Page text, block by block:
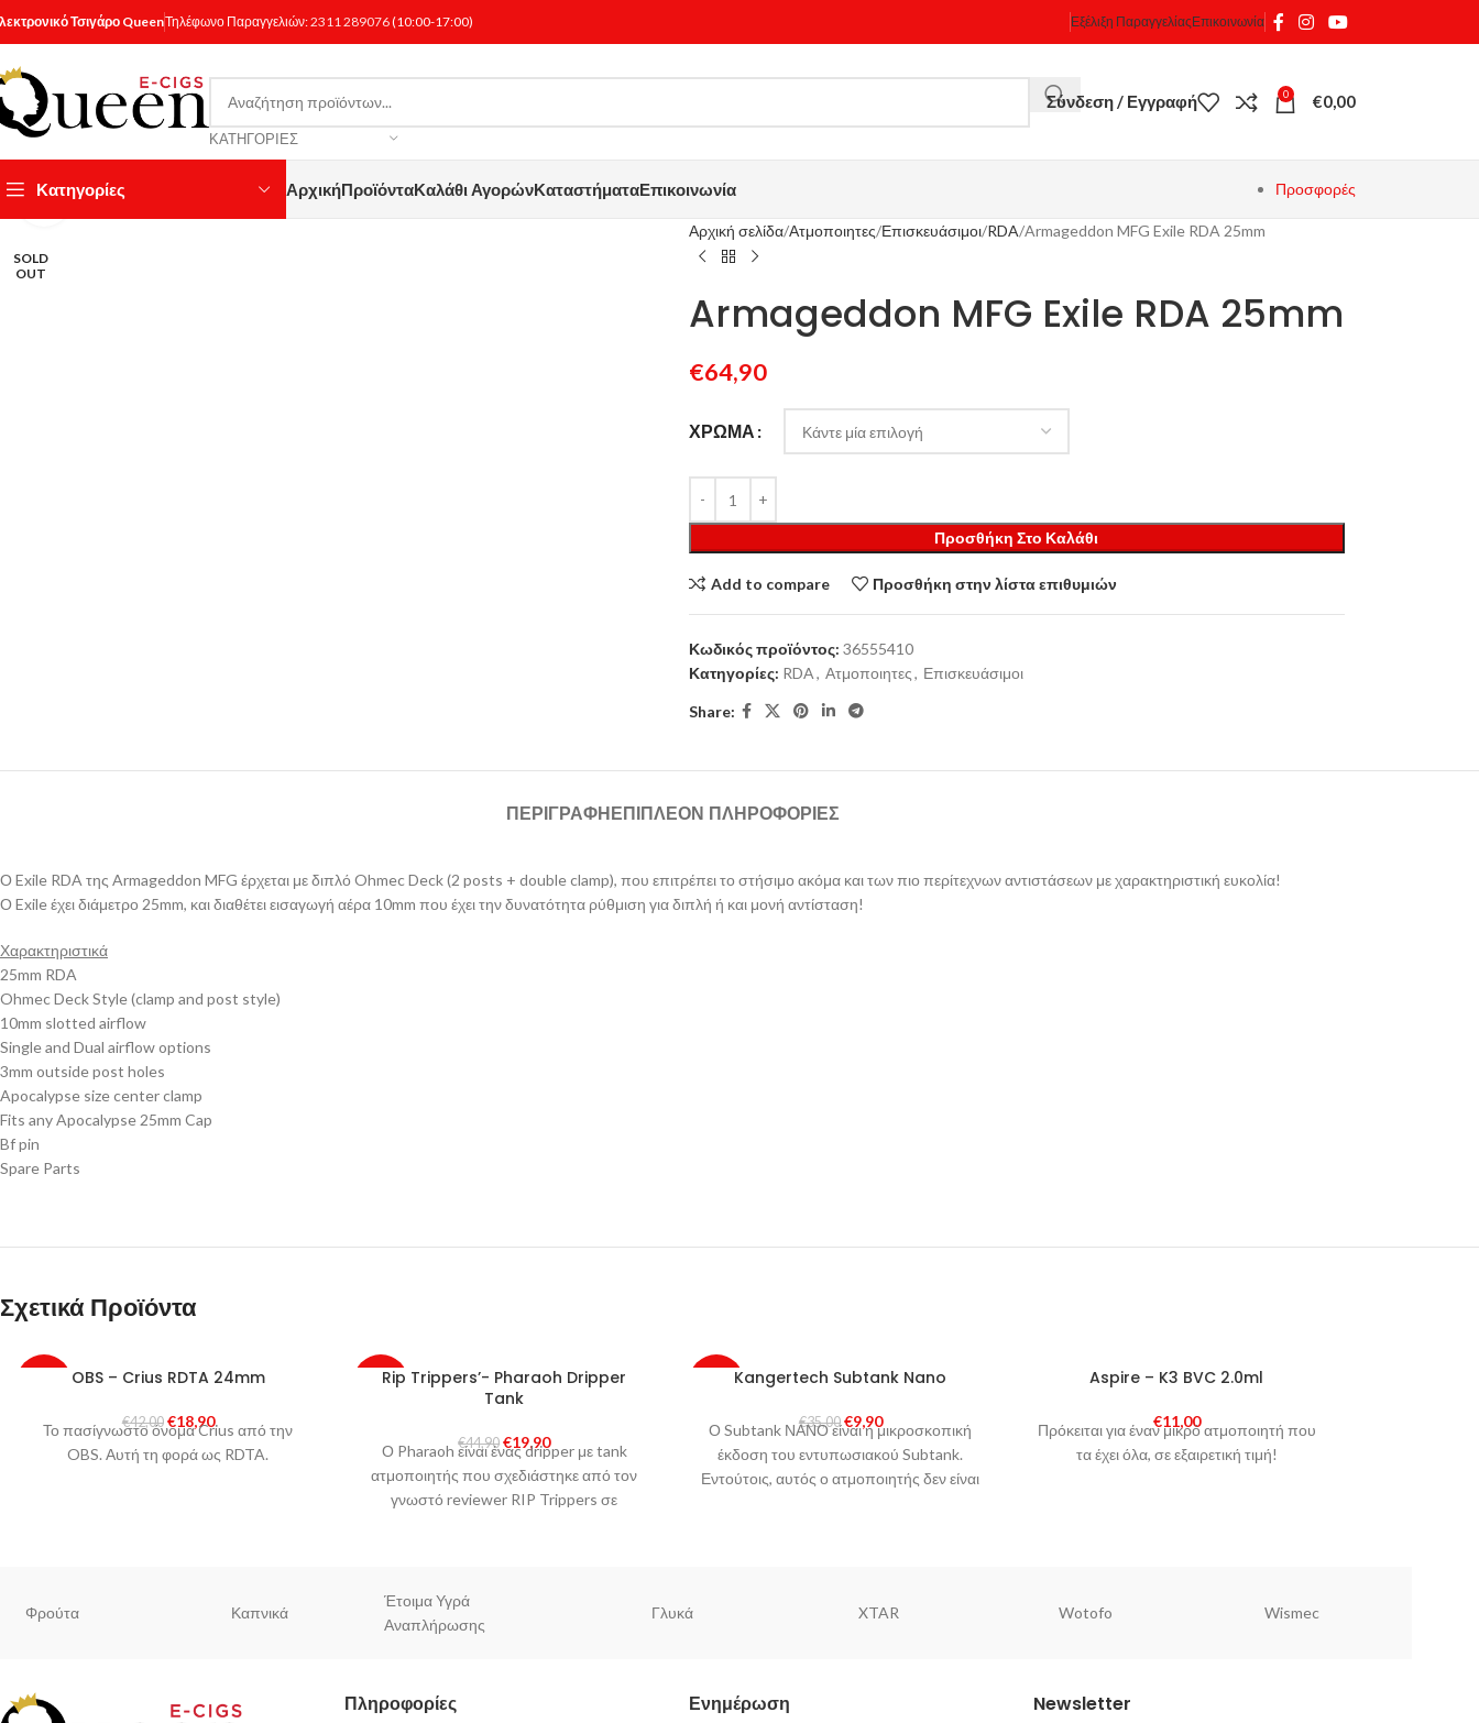
Τσιγάρο QueenΤηλέφωνο Παραγγελιών:2311 289076(10:00-17:00) Εξέλιξη ΠαραγγελίαςΕπικοινωνία
ΚΑΤΗΓΟΡΊΕΣ
Σύνδεση / Εγγραφή 0 €0,00
Κατηγορίες ΑρχικήΠροϊόνταΚαλάθι ΑγορώνΚαταστήματαΕπικοινωνία Προσφορές
SOLD
OUT
Κάντε κλικ για μεγέθυνση
Αρχική σελίδα Ατμοποιητες Επισκευάσιμοι RDA Armageddon MFG Exile RDA 25mm
Armageddon MFG Exile RDA 25mm
€64,90
ΧΡΏΜΑ
Προσθήκη Στο Καλάθι
Add to compare Προσθήκη στην λίστα επιθυμιών
Κωδικός προϊόντος: 36555410
Κατηγορίες: RDA, Ατμοποιητες, Επισκευάσιμοι
Share:
ΠΕΡΙΓΡΑΦΉΕΠΙΠΛΈΟΝ ΠΛΗΡΟΦΟΡΊΕΣ
Ο Exile RDA της Armageddon MFG έρχεται με διπλό Ohmec Deck (2 posts + double clamp), που επιτρέπει το στήσιμο ακόμα και των πιο περίτεχνων αντιστάσεων με χαρακτηριστική ευκολία!
Ο Exile έχει διάμετρο 25mm, και διαθέτει εισαγωγή αέρα 10mm που έχει την δυνατότητα ρύθμιση για διπλή ή και μονή αντίσταση!
Χαρακτηριστικά
25mm RDA
Ohmec Deck Style (clamp and post style)
10mm slotted airflow
Single and Dual airflow options
3mm outside post holes
Apocalypse size center clamp
Fits any Apocalypse 25mm Cap
Bf pin
Spare Parts
Σχετικά Προϊόντα
OBS – Crius RDTA 24mm
€42,00 €18,90
Το πασίγνωστο όνομα Crius από την
OBS. Αυτή τη φορά ως RDTA.
-56%Rip Trippers’- Pharaoh Dripper
Tank
€44,90 €19,90
Ο Pharaoh είναι ένας dripper με tank
ατμοποιητής που σχεδιάστηκε από τον
γνωστό reviewer RIP Trippers σε
Kangertech Subtank Nano
€35,00 €9,90
Ο Subtank ΝΑΝΟ είναι η μικροσκοπική
έκδοση του εντυπωσιακού Subtank.
Εντούτοις, αυτός ο ατμοποιητής δεν είναι
Aspire – K3 BVC 2.0ml
€11,00
Πρόκειται για έναν μικρό ατμοποιητή που
τα έχει όλα, σε εξαιρετική τιμή!
Φρούτα Καπνικά
Έτοιμα Υγρά
Αναπλήρωσης
Γλυκά XTAR Wotofo Wismec
Πληροφορίες Ενημέρωση Newsletter